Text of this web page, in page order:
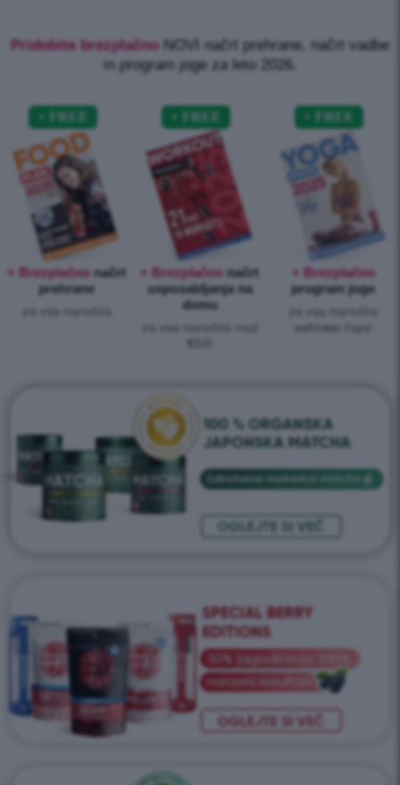
Pridobite brezplačno NOVI načrt prehrane, načrt vadbe
in program joge za leto 2026.
+ Brezplačnonačrt
prehrane
+ Brezplačnonačrt
usposabljanja na
domu
+ Brezplačno
program joge